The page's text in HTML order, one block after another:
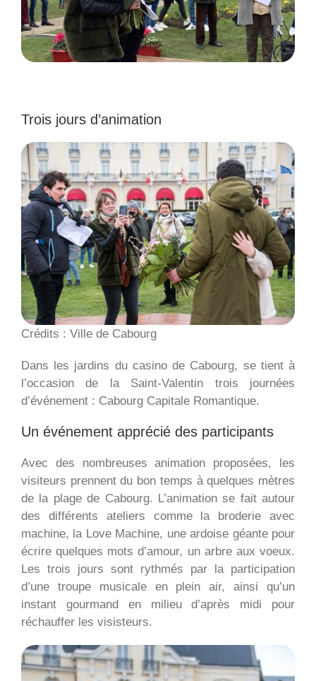
Trois jours d’animation
Crédits : Ville de Cabourg
Dans les jardins du casino de Cabourg, se tient à
l’occasion de la Saint-Valentin trois journées
d’événement : Cabourg Capitale Romantique.
Un événement apprécié des participants
Avec des nombreuses animation proposées, les
visiteurs prennent du bon temps à quelques mètres
de la plage de Cabourg. L’animation se fait autour
des différents ateliers comme la broderie avec
machine, la Love Machine, une ardoise géante pour
écrire quelques mots d’amour, un arbre aux voeux.
Les trois jours sont rythmés par la participation
d’une troupe musicale en plein air, ainsi qu’un
instant gourmand en milieu d’après midi pour
réchauffer les visisteurs.